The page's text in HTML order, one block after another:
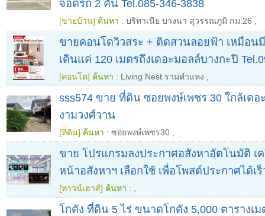
จอดรถ 2 คัน Tel.085-346-3838
[ขายบ้าน] ค้นหา : บริทาเนีย บางนา สุวรรณภูมิ กม.26
ขายคอนโดวิวสระ + ติดสวนลอยฟ้า เหมือน
เดินแค่ 120 เมตรถึงเดอะมอลล์บางกะปิ
[คอนโด] ค้นหา : Living Nest รามคำแหง
sss574 ขาย ที่ดิน ซอยพงษ์เพชร 30 ใกล้เดอ
งามวงศ์วาน
[ที่ดิน] ค้นหา : ซอยพงษ์เพชร30
ขาย โปรแกรมลงประกาศอสังหาอัตโนมัติ เ
หน้าอสังหาฯ เลือกใช้ เพื่อโพสต์ประกาศได้เ
[ทาวน์เฮาส์] ค้นหา :
โกดัง ที่ดิน 5 ไร่ ขนาดโกดัง 5,000 ตารางเม